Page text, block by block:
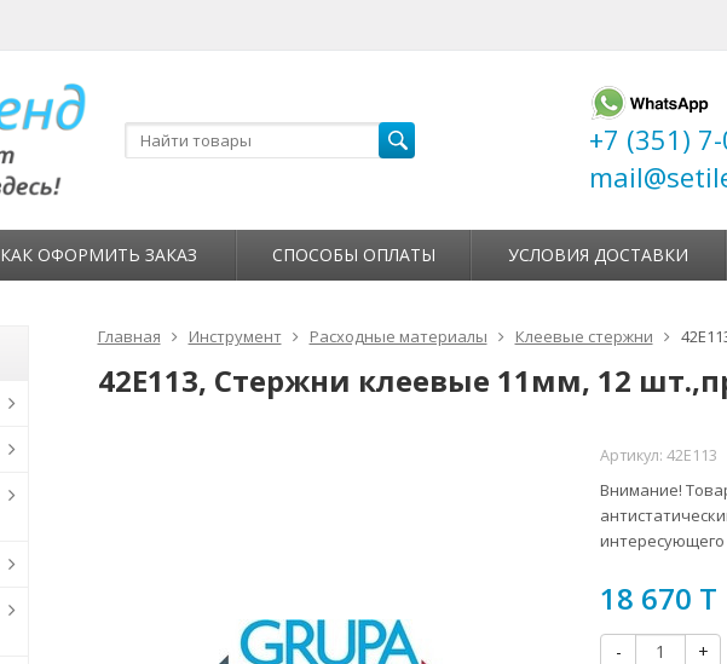
+7 (351)
КАК ОФОРМИТЬ ЗАКАЗ СПОСОБЫ ОПЛАТЫ УСЛОВИЯ ДОСТАВКИ
Главная Инструмент Расходные материалы Клеевые стержни
42E113, Стержни клеевые 11мм, 12
Артикул:42E113
Внимание!
интересующего
18 670 T
- +